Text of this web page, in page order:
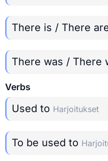
There is / There
There was / There
Verbs
Used to Harjoitukset
To be used to